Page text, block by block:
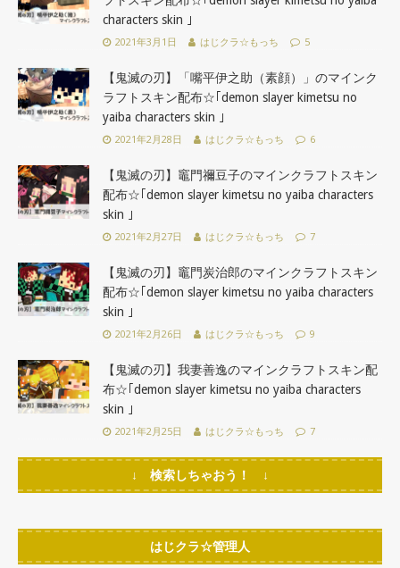
characters skin ｣
2021年3月1日 はじクラ☆もっち 5
【鬼滅の刃】「嘴平伊之助（素顔）」のマインク
ラフトスキン配布☆｢demon slayer kimetsu no
yaiba characters skin ｣
2021年2月28日 はじクラ☆もっち 6
【鬼滅の刃】竈門禰豆子のマインクラフトスキン
配布☆｢demon slayer kimetsu no yaiba characters
skin ｣
2021年2月27日 はじクラ☆もっち 7
【鬼滅の刃】竈門炭治郎のマインクラフトスキン
配布☆｢demon slayer kimetsu no yaiba characters
skin ｣
2021年2月26日 はじクラ☆もっち 9
【鬼滅の刃】我妻善逸のマインクラフトスキン配
布☆｢demon slayer kimetsu no yaiba characters
skin ｣
2021年2月25日 はじクラ☆もっち 7
↓ 検索しちゃおう！ ↓
はじクラ☆管理人